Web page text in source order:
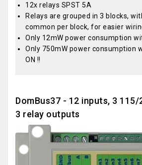
12x relays SPST 5A
Relays are grouped in 3 blocks,
common per block, for easier
Only 12mW power consumption
Only 750mW power consumption
ON !!
DomBus37 - 12 inputs, 3
3 relay outputs